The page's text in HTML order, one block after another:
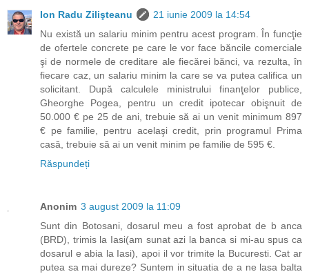
Ion Radu Zilişteanu
21 iunie 2009 la 14:54
Nu există un salariu minim pentru acest program. În funcţie
de ofertele concrete pe care le vor face băncile comerciale
şi de normele de creditare ale fiecărei bănci, va rezulta, în
fiecare caz, un salariu minim la care se va putea califica un
solicitant. După calculele ministrului finanţelor publice,
Gheorghe Pogea, pentru un credit ipotecar obişnuit de
50.000 € pe 25 de ani, trebuie să ai un venit minimum 897
€ pe familie, pentru acelaşi credit, prin programul Prima
casă, trebuie să ai un venit minim pe familie de 595 €.
Răspundeți
Anonim 3 august 2009 la 11:09
Sunt din Botosani, dosarul meu a fost aprobat de b anca
(BRD), trimis la Iasi(am sunat azi la banca si mi-au spus ca
dosarul e abia la Iasi), apoi il vor trimite la Bucuresti. Cat ar
putea sa mai dureze? Suntem in situatia de a ne lasa balta